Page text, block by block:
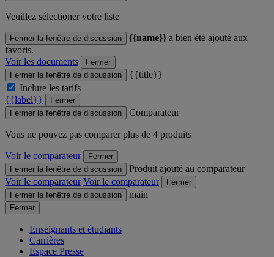
Veuillez sélectioner votre liste
Fermer la fenêtre de discussion {{name}} a bien été ajouté aux
favoris.
Voir les documents
Fermer
Fermer la fenêtre de discussion
{{title}}
Inclure les tarifs
{{label}}
Fermer
Fermer la fenêtre de discussion
Comparateur
Vous ne pouvez pas comparer plus de 4 produits
Voir le comparateur
Fermer
Fermer la fenêtre de discussion
Produit ajouté au comparateur
Voir le comparateur Voir le comparateur
Fermer
Fermer la fenêtre de discussion
main
Fermer
Enseignants et étudiants
Carrières
Espace Presse